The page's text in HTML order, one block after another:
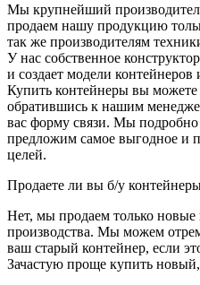
Мы крупнейший
продаем нашу продукцию
так же производителям
У нас собственное
и создает модели
Купить контейнеры вы можете
обратившись к нашим
вас форму связи. Мы
предложим самое выгодное и
целей.
Продаете ли вы б/у
Нет, мы продаем только новые
производства. Мы можем
ваш старый контейнер, если
Зачастую проще купить